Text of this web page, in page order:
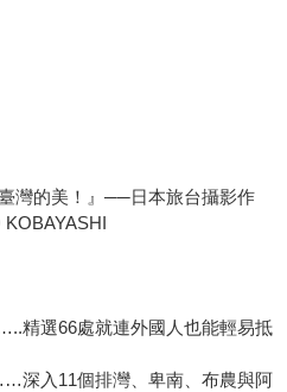
灣的美！』──日本旅台攝影作
66處就連外國人也能輕易抵
11個排灣、卑南、布農與阿